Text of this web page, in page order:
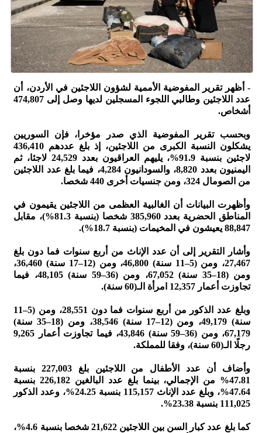
- أظهر تقرير المفوضية الأممية لشؤون اللاجئين في الأردن، أن
عدد اللاجئين وطالبي اللجوء المسجلين لديها وصل إلى 474,807
أشخاص.
وبحسب تقرير المفوضية الذي صدر مؤخرا، فإن السوريين
يشكلون النسبة الكبرى من اللاجئين، إذ بلغ عددهم 436,410
لاجئين بنسبة 91.9%، يليهم العراقيون بعدد 24,529 لاجئا، ثم
اليمنيون بعدد 8,820، والسودانيون 4,284، فيما بلغ عدد اللاجئين
من الصومال 324، ومن جنسيات أخرى 440 شخصا.
وأظهرت البيانات أن الغالبية العظمى من اللاجئين يقيمون في
المناطق الحضرية بعدد 385,960 شخصا (بنسبة 81.3%)، مقابل
88,847 يعيشون في المخيمات (بنسبة 18.7%).
وأشار التقرير إلى أن عدد الإناث من أربع سنوات فما دون بلغ
27,467، ومن (5–11 سنة) 46,800، ومن (12–17 سنة) 36,460،
ومن (18–35 سنة) 67,052، ومن (36–59 سنة) 48,105، فيما
تجاوزت أعمار 12,357 امرأة الـ(60 سنة).
وبلغ عدد الذكور من أربع سنوات فما دون 28,551، ومن (5–11
سنة) 49,179، ومن (12–17 سنة) 38,546، ومن (18–35 سنة)
67,179، ومن (36–59 سنة) 43,846، فيما تجاوزت أعمار 9,265
رجلًا الـ(60 سنة)، وفقا للمملكة.
وأضاف أن عدد الأطفال من اللاجئين بلغ 227,003 بنسبة
47.81% من الإجمالي، بينما بلغ عدد البالغين 226,182 بنسبة
47.64%، وبلغ عدد الإناث 115,157 بنسبة 24.25%، وعدد الذكور
111,025 بنسبة 23.38%.
كما بلغ عدد كبار السن بين اللاجئين 21,622 شخصا بنسبة 4.6%،